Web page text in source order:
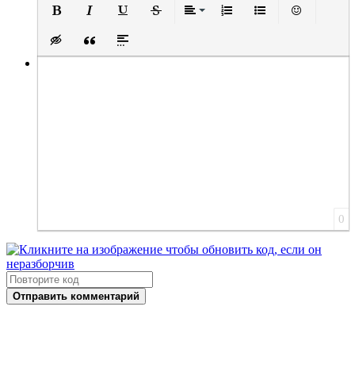
Вставка скрытого текста
Вставка цитаты
Вставка спойлера
0
Отправить комментарий